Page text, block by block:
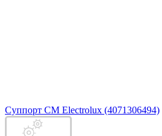
Суппорт СМ Electrolux (4071306494)